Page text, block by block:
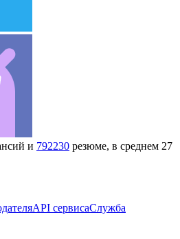
и 792230 резюме, в среднем 27
API сервисаСлужба